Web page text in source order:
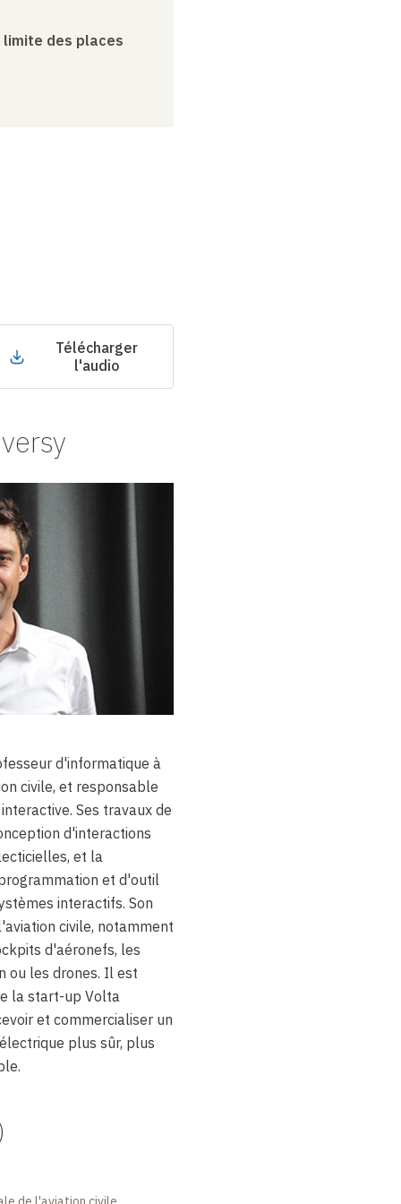
limite des places
Télécharger
l'audio
d'informatique à
civile, et responsable
Ses travaux de
d'interactions
et la
et d'outil
interactifs. Son
civile, notamment
d'aéronefs, les
ou les drones. Il est
la start-up Volta
et commercialiser un
plus sûr, plus